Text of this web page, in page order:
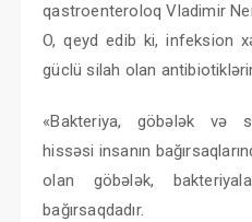
qastroenteroloq Vladimir
O, qeyd edib ki, infeksion
güclü silah olan
«Bakteriya, göbələk və
hissəsi insanın
olan göbələk,
bağırsaqdadır.